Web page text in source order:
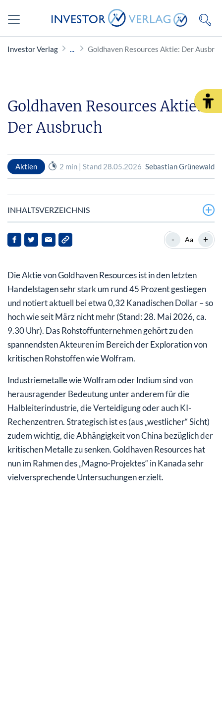
Investor Verlag Goldhaven Resources Aktie: Der
Goldhaven Resources Aktie:
Der Ausbruch
Aktien 2 min | Stand 28.05.2026 Sebastian Grünewald
INHALTSVERZEICHNIS
Magno-Projekt: Goldhaven Resources findet Wolfram
- Aa +
Die Aktie von Goldhaven Resources ist in den letzten
Handelstagen sehr stark um rund 45 Prozent gestiegen
und notiert aktuell bei etwa 0,32 Kanadischen Dollar – so
hoch wie seit März nicht mehr (Stand: 28. Mai 2026, ca.
9.30 Uhr). Das Rohstoffunternehmen gehört zu den
spannendsten Akteuren im Bereich der Exploration von
kritischen Rohstoffen wie Wolfram.
Industriemetalle wie Wolfram oder Indium sind von
herausragender Bedeutung unter anderem für die
Halbleiterindustrie, die Verteidigung oder auch KI-
Rechenzentren. Strategisch ist es (aus „westlicher“ Sicht)
zudem wichtig, die Abhängigkeit von China bezüglich der
kritischen Metalle zu senken. Goldhaven Resources hat
nun im Rahmen des „Magno-Projektes“ in Kanada sehr
vielversprechende Untersuchungen erzielt.